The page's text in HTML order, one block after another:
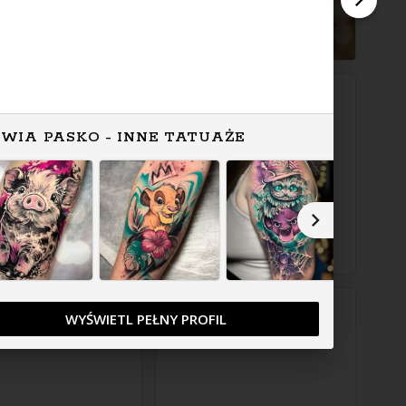
PASKO - INNE TATUAŻE
WYŚWIETL PEŁNY PROFIL